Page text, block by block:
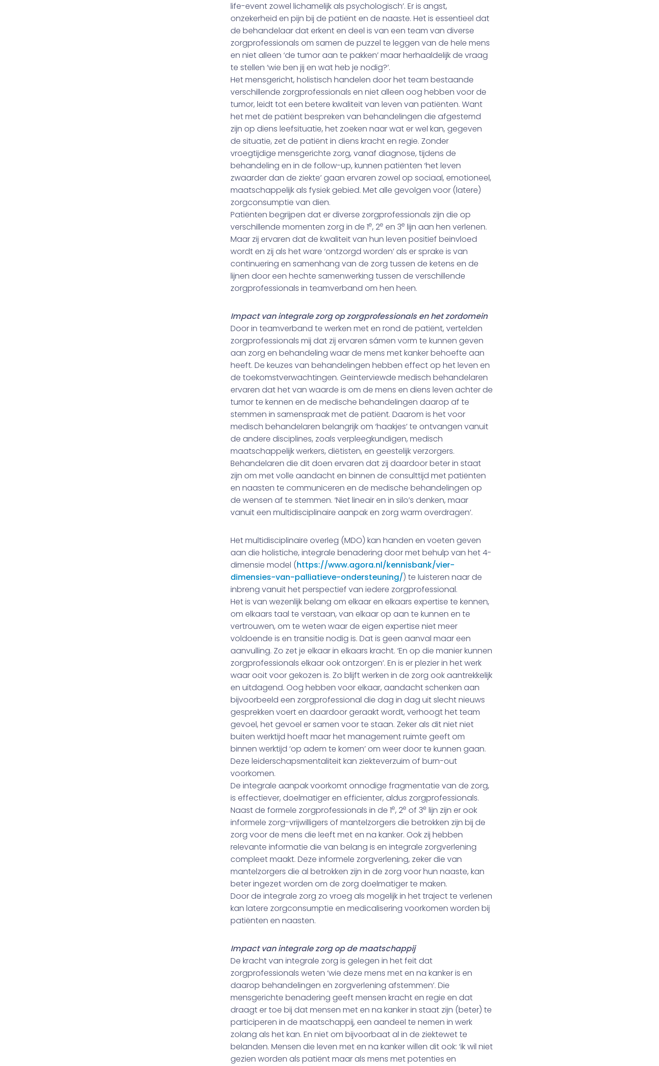
life-event zowel lichamelijk als psychologisch’. Er is angst,
onzekerheid en pijn bij de patiënt en de naaste. Het is essentieel dat
de behandelaar dat erkent en deel is van een team van diverse
zorgprofessionals om samen de puzzel te leggen van de hele mens
en niet alleen ‘de tumor aan te pakken’ maar herhaaldelijk de vraag
te stellen ‘wie ben jij en wat heb je nodig?’.
Het mensgericht, holistisch handelen door het team bestaande
verschillende zorgprofessionals en niet alleen oog hebben voor de
tumor, leidt tot een betere kwaliteit van leven van patiënten. Want
het met de patiënt bespreken van behandelingen die afgestemd
zijn op diens leefsituatie, het zoeken naar wat er wel kan, gegeven
de situatie, zet de patiënt in diens kracht en regie. Zonder
vroegtijdige mensgerichte zorg, vanaf diagnose, tijdens de
behandeling en in de follow-up, kunnen patiënten ‘het leven
zwaarder dan de ziekte’ gaan ervaren zowel op sociaal, emotioneel,
maatschappelijk als fysiek gebied. Met alle gevolgen voor (latere)
zorgconsumptie van dien.
Patiënten begrijpen dat er diverse zorgprofessionals zijn die op
verschillende momenten zorg in de 1e, 2e en 3e lijn aan hen verlenen.
Maar zij ervaren dat de kwaliteit van hun leven positief beinvloed
wordt en zij als het ware ‘ontzorgd worden’ als er sprake is van
continuering en samenhang van de zorg tussen de ketens en de
lijnen door een hechte samenwerking tussen de verschillende
zorgprofessionals in teamverband om hen heen.
Impact van integrale zorg op zorgprofessionals en het zordomein
Door in teamverband te werken met en rond de patiënt, vertelden
zorgprofessionals mij dat zij ervaren sámen vorm te kunnen geven
aan zorg en behandeling waar de mens met kanker behoefte aan
heeft. De keuzes van behandelingen hebben effect op het leven en
de toekomstverwachtingen. Geïnterviewde medisch behandelaren
ervaren dat het van waarde is om de mens en diens leven achter de
tumor te kennen en de medische behandelingen daarop af te
stemmen in samenspraak met de patiënt. Daarom is het voor
medisch behandelaren belangrijk om ‘haakjes’ te ontvangen vanuit
de andere disciplines, zoals verpleegkundigen, medisch
maatschappelijk werkers, diëtisten, en geestelijk verzorgers.
Behandelaren die dit doen ervaren dat zij daardoor beter in staat
zijn om met volle aandacht en binnen de consulttijd met patiënten
en naasten te communiceren en de medische behandelingen op
de wensen af te stemmen. ‘Niet lineair en in silo’s denken, maar
vanuit een multidisciplinaire aanpak en zorg warm overdragen’.
Het multidisciplinaire overleg (MDO) kan handen en voeten geven
aan die holistiche, integrale benadering door met behulp van het 4-
dimensie model (https://www.agora.nl/kennisbank/vier-
dimensies-van-palliatieve-ondersteuning/) te luisteren naar de
inbreng vanuit het perspectief van iedere zorgprofessional.
Het is van wezenlijk belang om elkaar en elkaars expertise te kennen,
om elkaars taal te verstaan, van elkaar op aan te kunnen en te
vertrouwen, om te weten waar de eigen expertise niet meer
voldoende is en transitie nodig is. Dat is geen aanval maar een
aanvulling. Zo zet je elkaar in elkaars kracht. ‘En op die manier kunnen
zorgprofessionals elkaar ook ontzorgen’. En is er plezier in het werk
waar ooit voor gekozen is. Zo blijft werken in de zorg ook aantrekkelijk
en uitdagend. Oog hebben voor elkaar, aandacht schenken aan
bijvoorbeeld een zorgprofessional die dag in dag uit slecht nieuws
gesprekken voert en daardoor geraakt wordt, verhoogt het team
gevoel, het gevoel er samen voor te staan. Zeker als dit niet niet
buiten werktijd hoeft maar het management ruimte geeft om
binnen werktijd ‘op adem te komen’ om weer door te kunnen gaan.
Deze leiderschapsmentaliteit kan ziekteverzuim of burn-out
voorkomen.
De integrale aanpak voorkomt onnodige fragmentatie van de zorg,
is effectiever, doelmatiger en efficienter, aldus zorgprofessionals.
Naast de formele zorgprofessionals in de 1e, 2e of 3e lijn zijn er ook
informele zorg-vrijwilligers of mantelzorgers die betrokken zijn bij de
zorg voor de mens die leeft met en na kanker. Ook zij hebben
relevante informatie die van belang is en integrale zorgverlening
compleet maakt. Deze informele zorgverlening, zeker die van
mantelzorgers die al betrokken zijn in de zorg voor hun naaste, kan
beter ingezet worden om de zorg doelmatiger te maken.
Door de integrale zorg zo vroeg als mogelijk in het traject te verlenen
kan latere zorgconsumptie en medicalisering voorkomen worden bij
patiënten en naasten.
Impact van integrale zorg op de maatschappij
De kracht van integrale zorg is gelegen in het feit dat
zorgprofessionals weten ‘wie deze mens met en na kanker is en
daarop behandelingen en zorgverlening afstemmen’. Die
mensgerichte benadering geeft mensen kracht en regie en dat
draagt er toe bij dat mensen met en na kanker in staat zijn (beter) te
participeren in de maatschappij, een aandeel te nemen in werk
zolang als het kan. En niet om bijvoorbaat al in de ziektewet te
belanden. Mensen die leven met en na kanker willen dit ook: ‘ik wil niet
gezien worden als patiënt maar als mens met potenties en